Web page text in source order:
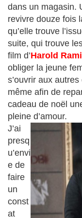
dans un magasin.
revivre douze fois
qu’elle trouve
suite, qui trouve
film d’Harold
obliger la jeune
s’ouvrir aux
même afin de
cadeau de noël
pleine d’amour.
J’ai
presq
u’envi
e de
faire
un
const
at